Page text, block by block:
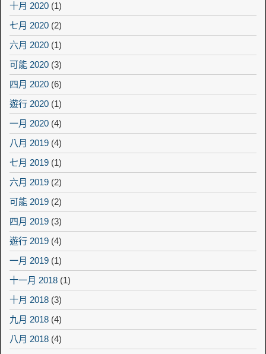
十月 2020 (1)
七月 2020 (2)
六月 2020 (1)
可能 2020 (3)
四月 2020 (6)
遊行 2020 (1)
一月 2020 (4)
八月 2019 (4)
七月 2019 (1)
六月 2019 (2)
可能 2019 (2)
四月 2019 (3)
遊行 2019 (4)
一月 2019 (1)
十一月 2018 (1)
十月 2018 (3)
九月 2018 (4)
八月 2018 (4)